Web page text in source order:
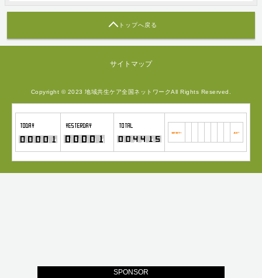
トップへ戻る
サイトマップ
Copyright © 2023 地域共生ケア全国ネットワークAll Rights Reserved.
SPONSOR